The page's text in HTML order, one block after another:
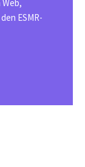
Web,
ESMR-